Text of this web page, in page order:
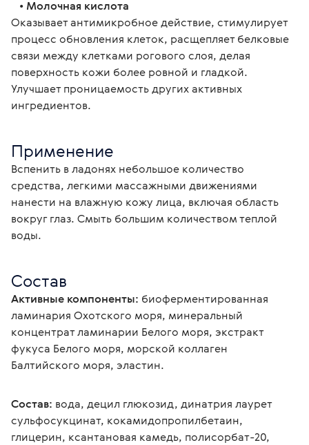
• Молочная кислота
Оказывает антимикробное действие, стимулирует
процесс обновления клеток, расщепляет белковые
связи между клетками рогового слоя, делая
поверхность кожи более ровной и гладкой.
Улучшает проницаемость других активных
ингредиентов.
Применение
Вспенить в ладонях небольшое количество
средства, легкими массажными движениями
нанести на влажную кожу лица, включая область
вокруг глаз. Смыть большим количеством теплой
воды.
Состав
Активные компоненты: биоферментированная
ламинария Охотского моря, минеральный
концентрат ламинарии Белого моря, экстракт
фукуса Белого моря, морской коллаген
Балтийского моря, эластин.
Состав: вода, децил глюкозид, динатрия лаурет
сульфосукцинат, кокамидопропилбетаин,
глицерин, ксантановая камедь, полисорбат-20,